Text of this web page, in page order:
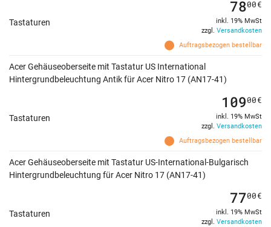
Tastaturen
Auftragsbezogen bestellbar
7800€
inkl. 19% MwSt
zzgl. Versandkosten
Acer Gehäuseoberseite mit Tastatur US International
Hintergrundbeleuchtung Antik für Acer Nitro 17 (AN17-41)
Tastaturen
Auftragsbezogen bestellbar
10900€
inkl. 19% MwSt
zzgl. Versandkosten
Acer Gehäuseoberseite mit Tastatur US-International-Bulgarisch
Hintergrundbeleuchtung für Acer Nitro 17 (AN17-41)
Tastaturen
7700€
inkl. 19% MwSt
zzgl. Versandkosten